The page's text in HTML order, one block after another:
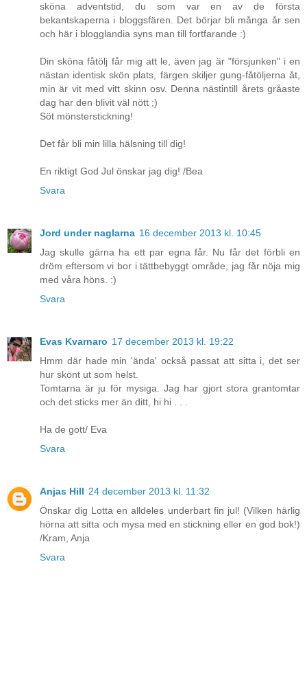
sköna adventstid, du som var en av de första
bekantskaperna i bloggsfären. Det börjar bli många år sen
och här i blogglandia syns man till fortfarande :)
Din sköna fåtölj får mig att le, även jag är "försjunken" i en
nästan identisk skön plats, färgen skiljer gung-fåtöljerna åt,
min är vit med vitt skinn osv. Denna nästintill årets gråaste
dag har den blivit väl nött ;)
Söt mönsterstickning!
Det får bli min lilla hälsning till dig!
En riktigt God Jul önskar jag dig! /Bea
Svara
Jord under naglarna 16 december 2013 kl. 10:45
Jag skulle gärna ha ett par egna får. Nu får det förbli en
dröm eftersom vi bor i tättbebyggt område, jag får nöja mig
med våra höns. :)
Svara
Evas Kvarnaro 17 december 2013 kl. 19:22
Hmm där hade min 'ända' också passat att sitta i, det ser
hur skönt ut som helst.
Tomtarna är ju för mysiga. Jag har gjort stora grantomtar
och det sticks mer än ditt, hi hi . . .
Ha de gott/ Eva
Svara
Anjas Hill 24 december 2013 kl. 11:32
Önskar dig Lotta en alldeles underbart fin jul! (Vilken härlig
hörna att sitta och mysa med en stickning eller en god bok!)
/Kram, Anja
Svara